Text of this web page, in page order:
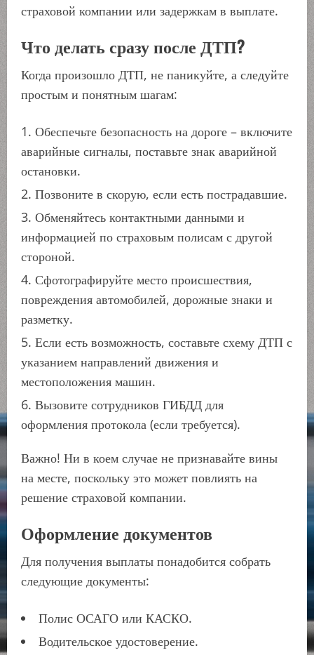
страховой компании или задержкам в выплате.
Что делать сразу после ДТП?
Когда произошло ДТП, не паникуйте, а следуйте
простым и понятным шагам:
Обеспечьте безопасность на дороге – включите
аварийные сигналы, поставьте знак аварийной
остановки.
Позвоните в скорую, если есть пострадавшие.
Обменяйтесь контактными данными и
информацией по страховым полисам с другой
стороной.
Сфотографируйте место происшествия,
повреждения автомобилей, дорожные знаки и
разметку.
Если есть возможность, составьте схему ДТП с
указанием направлений движения и
местоположения машин.
Вызовите сотрудников ГИБДД для
оформления протокола (если требуется).
Важно! Ни в коем случае не признавайте вины
на месте, поскольку это может повлиять на
решение страховой компании.
Оформление документов
Для получения выплаты понадобится собрать
следующие документы:
Полис ОСАГО или КАСКО.
Водительское удостоверение.